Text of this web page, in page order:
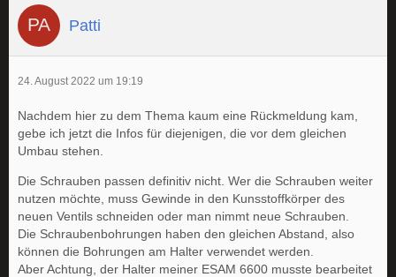
Patti
24. August 2022 um 19:19
Nachdem hier zu dem Thema kaum eine Rückmeldung kam,
gebe ich jetzt die Infos für diejenigen, die vor dem gleichen
Umbau stehen.
Die Schrauben passen definitiv nicht. Wer die Schrauben weiter
nutzen möchte, muss Gewinde in den Kunsstoffkörper des
neuen Ventils schneiden oder man nimmt neue Schrauben.
Die Schraubenbohrungen haben den gleichen Abstand, also
können die Bohrungen am Halter verwendet werden.
Aber Achtung, der Halter meiner ESAM 6600 musste bearbeitet